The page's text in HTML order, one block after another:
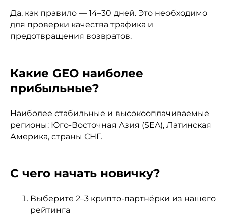
Да, как правило — 14–30 дней. Это необходимо
для проверки качества трафика и
предотвращения возвратов.
Какие GEO наиболее
прибыльные?
Наиболее стабильные и высокооплачиваемые
регионы: Юго-Восточная Азия (SEA), Латинская
Америка, страны СНГ.
С чего начать новичку?
Выберите 2–3 крипто-партнёрки из нашего
рейтинга